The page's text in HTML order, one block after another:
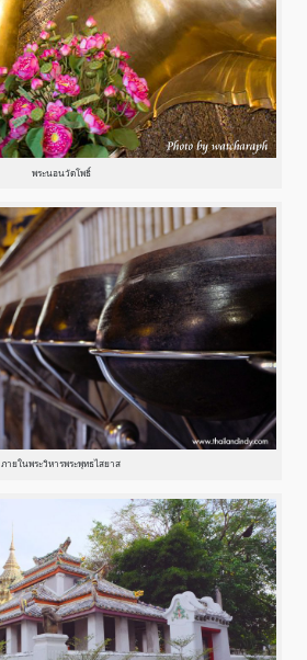
พระนอนวัดโพธิ์
ภายในพระวิหารพระพุทธไสยาส